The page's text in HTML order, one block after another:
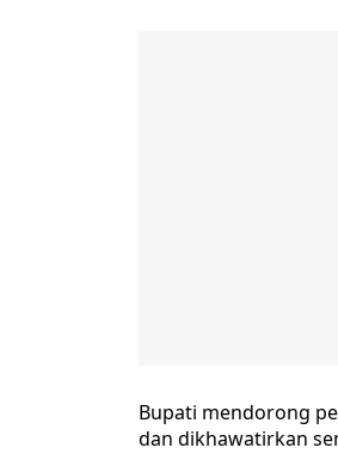
Bupati mendorong
dan dikhawatirkan